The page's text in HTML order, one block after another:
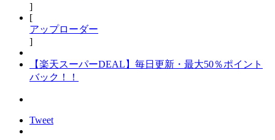
]
[
アップローダー
]
【楽天スーパーDEAL】毎日更新・最大50％ポイント
バック！！
Tweet